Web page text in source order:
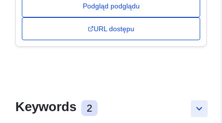
Podgląd podglądu
URL dostępu
keyboard_arrow_down
Keywords 2